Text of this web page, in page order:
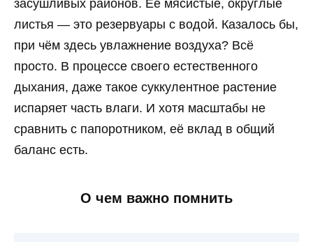
засушливых районов. Её мясистые, округлые
листья — это резервуары с водой. Казалось бы,
при чём здесь увлажнение воздуха? Всё
просто. В процессе своего естественного
дыхания, даже такое суккулентное растение
испаряет часть влаги. И хотя масштабы не
сравнить с папоротником, её вклад в общий
баланс есть.
О чем важно помнить